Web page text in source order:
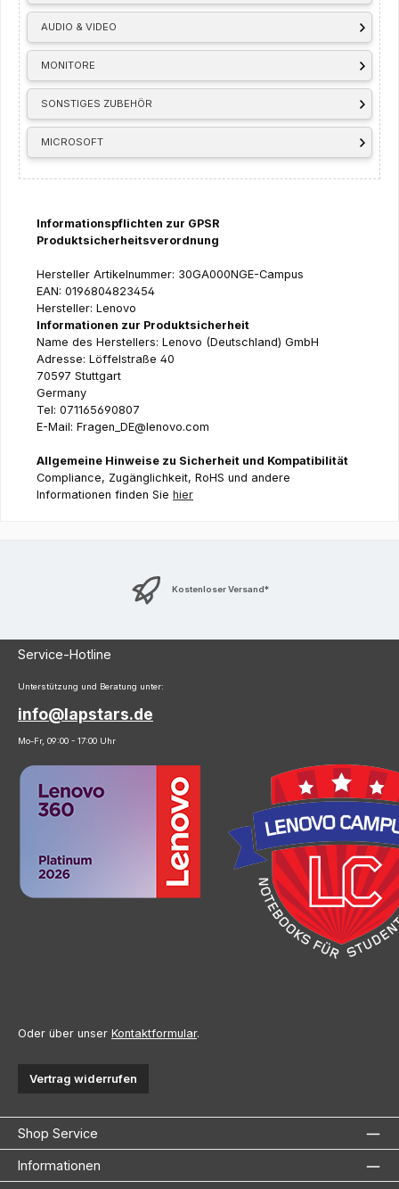
AUDIO & VIDEO
MONITORE
SONSTIGES ZUBEHÖR
MICROSOFT
Informationspflichten zur GPSR
Produktsicherheitsverordnung
Hersteller Artikelnummer: 30GA000NGE-Campus
EAN: 0196804823454
Hersteller: Lenovo
Informationen zur Produktsicherheit
Name des Herstellers: Lenovo (Deutschland) GmbH
Adresse: Löffelstraße 40
70597 Stuttgart
Germany
Tel: 071165690807
E-Mail: Fragen_DE@lenovo.com
Allgemeine Hinweise zu Sicherheit und Kompatibilität
Compliance, Zugänglichkeit, RoHS und andere
Informationen finden Sie hier
Kostenloser Versand*
Service-Hotline
Unterstützung und Beratung unter:
info@lapstars.de
Mo-Fr, 09:00 - 17:00 Uhr
Oder über unser Kontaktformular.
Vertrag widerrufen
Shop Service
Informationen